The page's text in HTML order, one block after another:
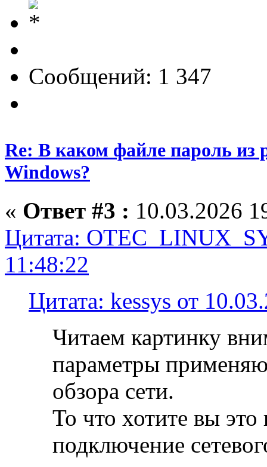
Сообщений: 1 347
Re: В каком файле пароль из
Windows?
« Ответ #3 : 10.03.2026
Цитата:
11:48:22
Цитата: kessys от
Читаем картинку
параметры
обзора сети.
То что хотите вы это
подключение